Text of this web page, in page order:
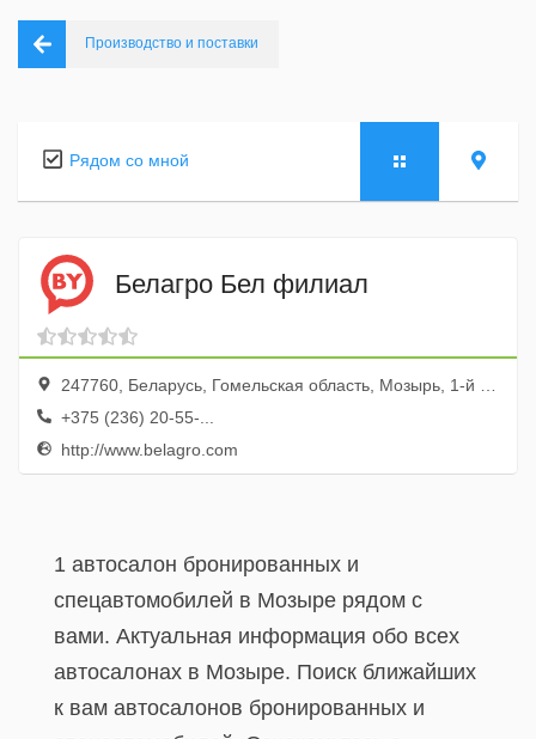
Производство и поставки
Рядом со мной
Белагро Бел филиал
247760, Беларусь, Гомельская область, Мозырь, 1-й переулок Малинина, 4
+375 (236) 20-55-...
http://www.belagro.com
1 автосалон бронированных и
спецавтомобилей в Мозыре рядом с
вами. Актуальная информация обо всех
автосалонах в Мозыре. Поиск ближайших
к вам автосалонов бронированных и